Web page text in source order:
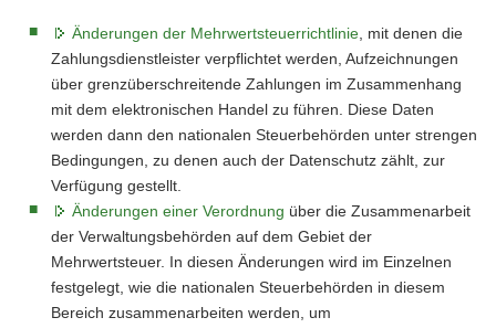
Änderungen der Mehrwertsteuerrichtlinie , mit denen die
Zahlungsdienstleister verpflichtet werden, Aufzeichnungen
über grenzüberschreitende Zahlungen im Zusammenhang
mit dem elektronischen Handel zu führen. Diese Daten
werden dann den nationalen Steuerbehörden unter strengen
Bedingungen, zu denen auch der Datenschutz zählt, zur
Verfügung gestellt.
Änderungen einer Verordnung über die Zusammenarbeit
der Verwaltungsbehörden auf dem Gebiet der
Mehrwertsteuer. In diesen Änderungen wird im Einzelnen
festgelegt, wie die nationalen Steuerbehörden in diesem
Bereich zusammenarbeiten werden, um